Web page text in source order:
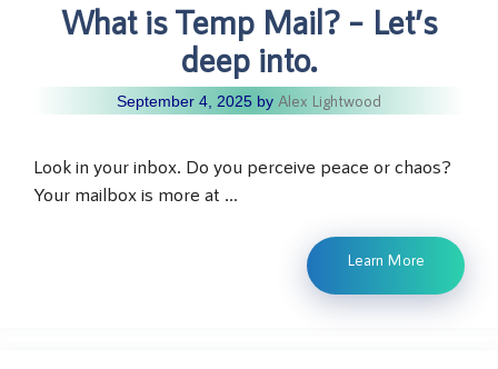
What is Temp Mail? – Let’s
deep into.
September 4, 2025 by Alex Lightwood
Look in your inbox. Do you perceive peace or chaos?
Your mailbox is more at …
Learn More